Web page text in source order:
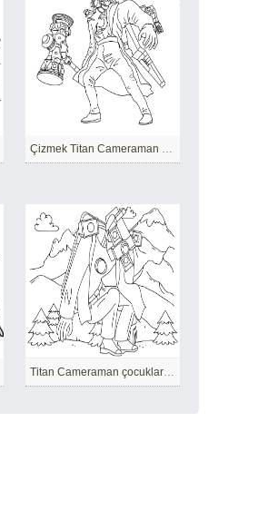
Çizmek Titan Cameraman Yazdırılabilir
Titan Cameraman çocuklar için ücretsiz